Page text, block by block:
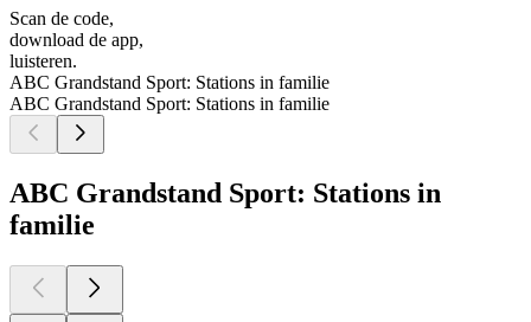
Scan de code,
download de app,
luisteren.
ABC Grandstand Sport: Stations in familie
ABC Grandstand Sport: Stations in familie
ABC Grandstand Sport: Stations in
familie